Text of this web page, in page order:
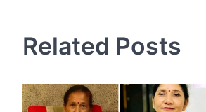
Related Posts